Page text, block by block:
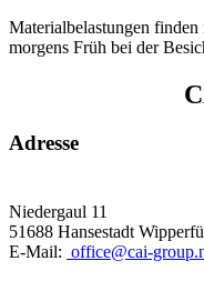
Materialbelastungen
morgens Früh bei der
Adresse
Niedergaul 11
51688 Hansestadt
E-Mail: office@cai-